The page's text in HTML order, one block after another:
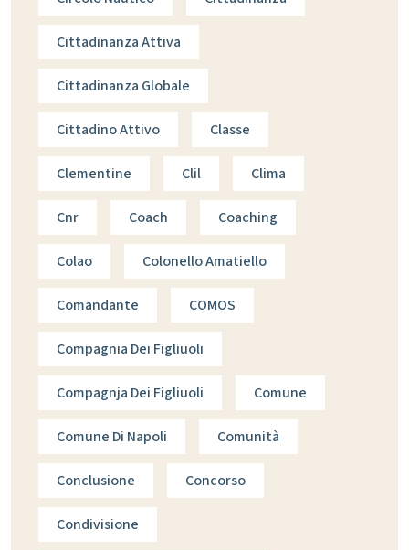
Cittadinanza Attiva
Cittadinanza Globale
Cittadino Attivo Classe
Clementine Clil Clima
Cnr Coach Coaching
Colao Colonello Amatiello
Comandante COMOS
Compagnia Dei Figliuoli
Compagnja Dei Figliuoli Comune
Comune Di Napoli Comunità
Conclusione Concorso
Condivisione